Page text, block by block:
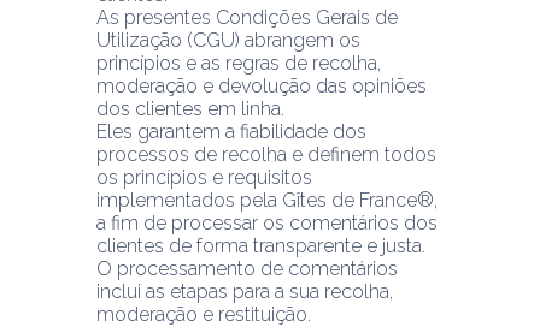
As presentes Condições Gerais de
Utilização (CGU) abrangem os
princípios e as regras de recolha,
moderação e devolução das opiniões
dos clientes em linha.
Eles garantem a fiabilidade dos
processos de recolha e definem todos
os princípios e requisitos
implementados pela Gîtes de France®,
a fim de processar os comentários dos
clientes de forma transparente e justa.
O processamento de comentários
inclui as etapas para a sua recolha,
moderação e restituição.